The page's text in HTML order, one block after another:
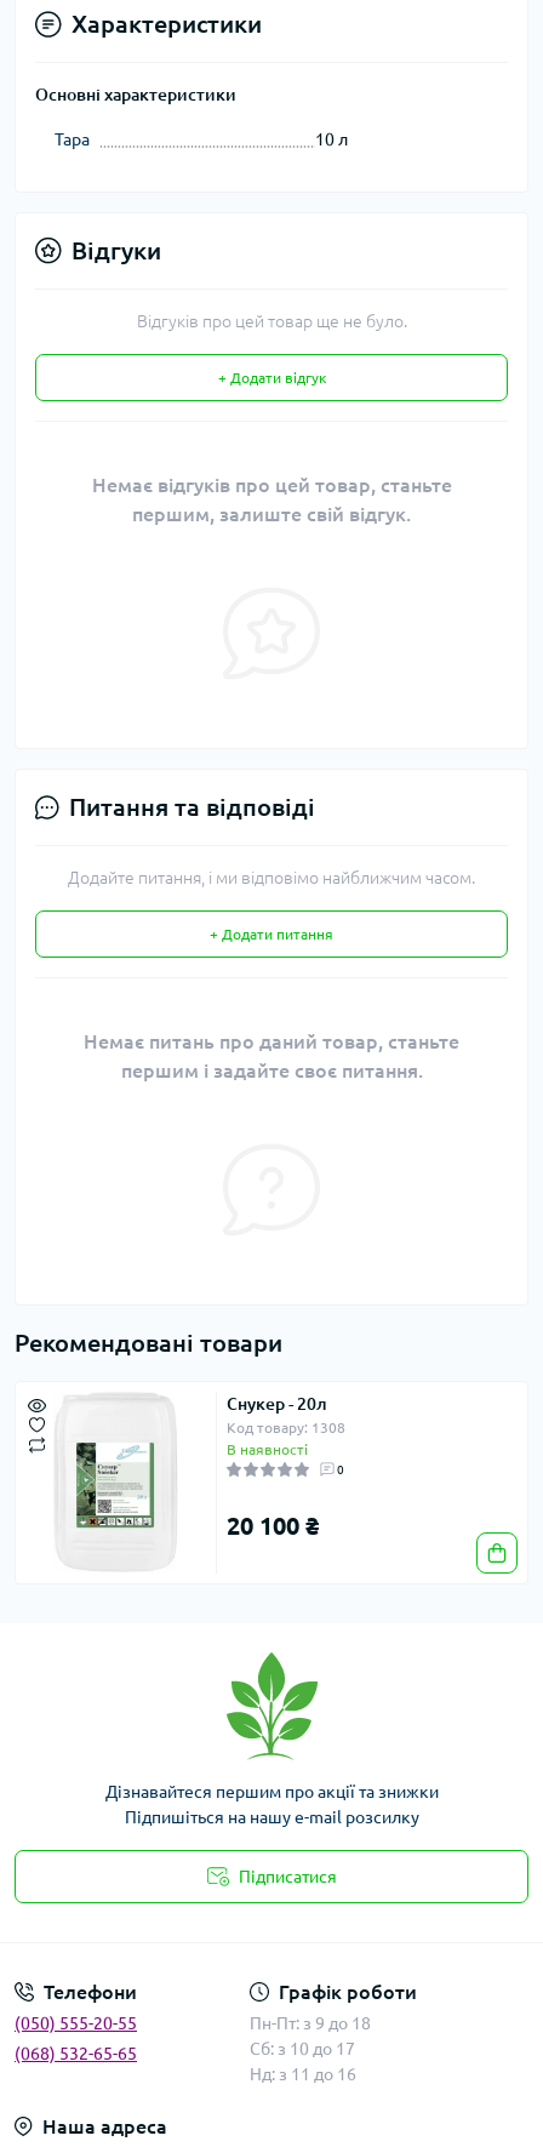
Характеристики
Основні характеристики
Тара 10 л
Відгуки
Відгуків про цей товар ще не було.
+ Додати відгук
Немає відгуків про цей товар, станьте
першим, залиште свій відгук.
Питання та відповіді
Додайте питання, і ми відповімо найближчим часом.
+ Додати питання
Немає питань про даний товар, станьте
першим і задайте своє питання.
Рекомендовані товари
Снукер - 20л
Код товару: 1308
В наявності
0
20 100 ₴
Дізнавайтеся першим про акції та знижки
Підпишіться на нашу e-mail розсилку
Підписатися
Телефони
(050) 555-20-55
(068) 532-65-65
Графік роботи
Пн-Пт: з 9 до 18
Сб: з 10 до 17
Нд: з 11 до 16
Наша адреса